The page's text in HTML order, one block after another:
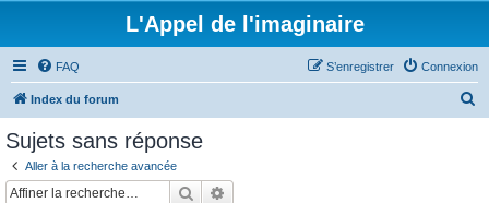
L'Appel de l'imaginaire
FAQ Connexion
S’enregistrer
Index du forum
Sujets sans réponse
Aller à la recherche avancée
Rechercher